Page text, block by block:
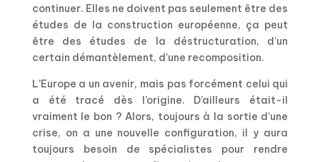
continuer. Elles ne doivent pas seulement être des
études de la construction européenne, ça peut
être des études de la déstructuration, d’un
certain démantèlement, d’une recomposition.
L’Europe a un avenir, mais pas forcément celui qui
a été tracé dès l’origine. D’ailleurs était-il
vraiment le bon ? Alors, toujours à la sortie d’une
crise, on a une nouvelle configuration, il y aura
toujours besoin de spécialistes pour rendre